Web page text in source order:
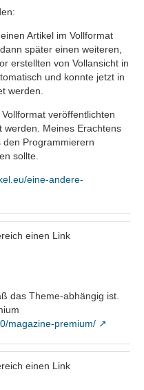
Artikel im Vollformat
später einen weiteren,
erstellten von Vollansicht in
und konnte jetzt in
werden.
veröffentlichten
werden. Meines Erachtens
Programmierern
sollte.
eine-andere-
einen Link
das Theme-abhängig ist.
magazine-premium/
einen Link